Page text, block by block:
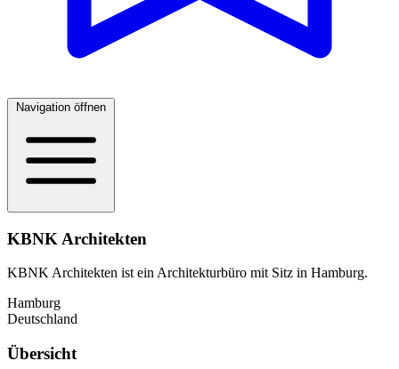
Navigation öffnen
KBNK Architekten
KBNK Architekten ist ein Architekturbüro mit Sitz in Hamburg.
Hamburg
Deutschland
Übersicht